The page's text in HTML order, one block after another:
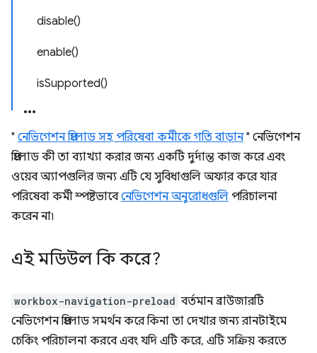
disable()
enable()
isSupported()
" নেভিগেশন প্রিলোড সহ পরিষেবা কর্মীকে গতি বাড়ান" নেভিগেশন
প্রিলোড কী তা ব্যাখ্যা করার জন্য একটি দুর্দান্ত কাজ করে এবং
ওয়েব অ্যাপগুলির জন্য এটি যে সুবিধাগুলি অফার করে যার
পরিষেবা কর্মী স্পষ্টভাবেনেভিগেশন অনুরোধগুলি পরিচালনা
করেন না৷
এই মডিউল কি করে?
workbox-navigation-preload বর্তমান ব্রাউজারটি
নেভিগেশন প্রিলোড সমর্থন করে কিনা তা দেখার জন্য রানটাইমে
চেকিং পরিচালনা করবে এবং যদি এটি করে, এটি সক্রিয় করতে